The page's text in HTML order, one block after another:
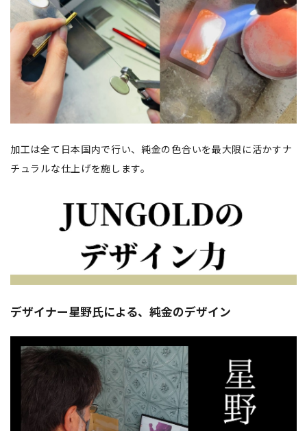
加工は全て日本国内で行い、純金の色合いを最大限に活かすナ
チュラルな仕上げを施します。
デザイナー星野氏による、純金のデザイン